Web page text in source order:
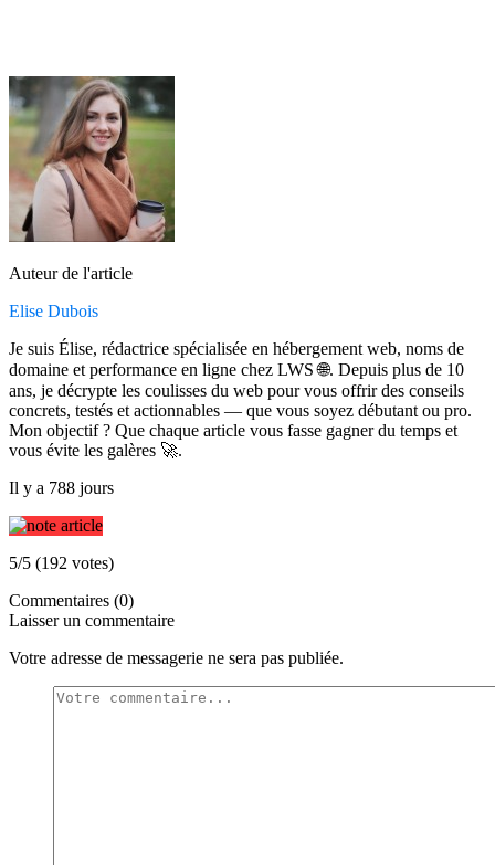
Auteur de l'article
Elise Dubois
Je suis Élise, rédactrice spécialisée en hébergement web, noms de
domaine et performance en ligne chez LWS 🌐. Depuis plus de 10
ans, je décrypte les coulisses du web pour vous offrir des conseils
concrets, testés et actionnables — que vous soyez débutant ou pro.
Mon objectif ? Que chaque article vous fasse gagner du temps et
vous évite les galères 🚀.
Il y a 788 jours
5/5 (192 votes)
Commentaires (0)
Laisser un commentaire
Votre adresse de messagerie ne sera pas publiée.